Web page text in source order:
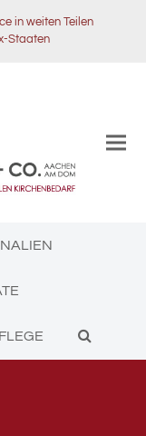
in weiten Teilen
Staaten